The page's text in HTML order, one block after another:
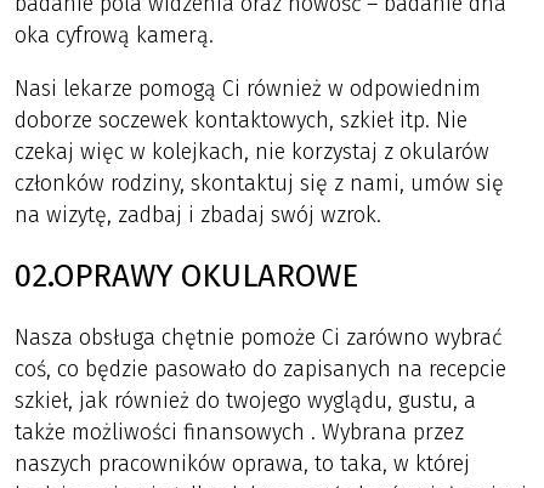
oka cyfrową kamerą.
Nasi lekarze pomogą Ci również w odpowiednim
doborze soczewek kontaktowych, szkieł itp. Nie
czekaj więc w kolejkach, nie korzystaj z okularów
członków rodziny, skontaktuj się z nami, umów się
na wizytę, zadbaj i zbadaj swój wzrok.
02.OPRAWY OKULAROWE
Nasza obsługa chętnie pomoże Ci zarówno wybrać
coś, co będzie pasowało do zapisanych na recepcie
szkieł, jak również do twojego wyglądu, gustu, a
także możliwości finansowych . Wybrana przez
naszych pracowników oprawa, to taka, w której